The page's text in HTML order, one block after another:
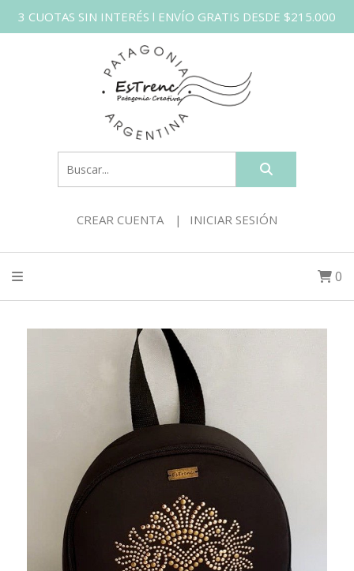
3 CUOTAS SIN INTERÉS l ENVÍO GRATIS DESDE $215.000
CREAR CUENTA INICIAR SESIÓN
0